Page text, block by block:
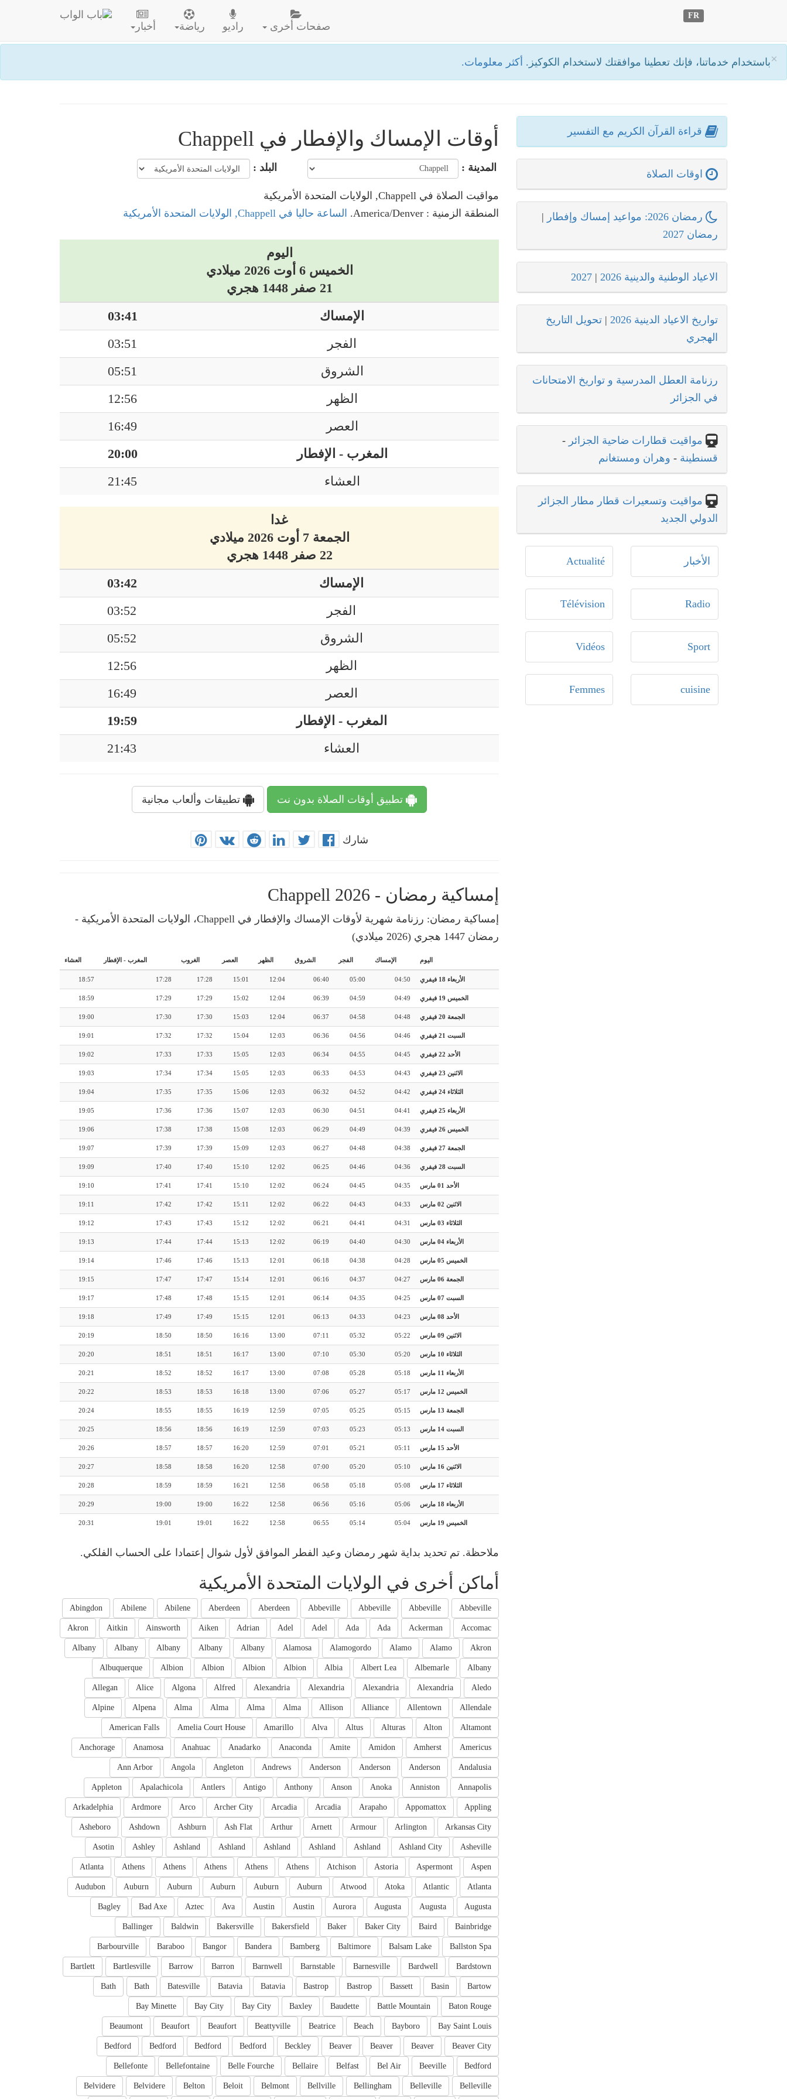
×باستخدام خدماتنا، فإنك تعطينا موافقتك لاستخدام الكوكيز. أكثر معلومات.
أخبار رياضة راديو صفحات أخرى
FR
أوقات الإمساك والإفطار في Chappell
البلد : المدينة :
مواقيت الصلاة في Chappell, الولايات المتحدة الأمريكية
المنطقة الزمنية : America/Denver.
الساعة حاليا في Chappell, الولايات المتحدة الأمريكية
اليوم
الخميس 6 أوت 2026 ميلادي
21 صفر 1448 هجري
الإمساك
03:41
الفجر
03:51
الشروق
05:51
الظهر
12:56
العصر
16:49
المغرب - الإفطار
20:00
العشاء
21:45
غدا
الجمعة 7 أوت 2026 ميلادي
22 صفر 1448 هجري
الإمساك
03:42
الفجر
03:52
الشروق
05:52
الظهر
12:56
العصر
16:49
المغرب - الإفطار
19:59
العشاء
21:43
تطبيق أوقات الصلاة بدون نت تطبيقات وألعاب مجانية
شارك
إمساكية رمضان - Chappell 2026
إمساكية رمضان: رزنامة شهرية لأوقات الإمساك والإفطار في Chappell، الولايات المتحدة الأمريكية -
رمضان 1447 هجري (2026 ميلادي)
اليوم الإمساك الفجر الشروق الظهر العصر الغروب المغرب - الإفطار العشاء
الأربعاء 18 فيفري 04:50
05:00
06:40
12:04
15:01
17:28
17:28
18:57
الخميس 19 فيفري 04:49
04:59
06:39
12:04
15:02
17:29
17:29
18:59
الجمعة 20 فيفري 04:48
04:58
06:37
12:04
15:03
17:30
17:30
19:00
السبت 21 فيفري 04:46
04:56
06:36
12:03
15:04
17:32
17:32
19:01
الأحد 22 فيفري 04:45
04:55
06:34
12:03
15:05
17:33
17:33
19:02
الاثنين 23 فيفري 04:43
04:53
06:33
12:03
15:05
17:34
17:34
19:03
الثلاثاء 24 فيفري 04:42
04:52
06:32
12:03
15:06
17:35
17:35
19:04
الأربعاء 25 فيفري 04:41
04:51
06:30
12:03
15:07
17:36
17:36
19:05
الخميس 26 فيفري 04:39
04:49
06:29
12:03
15:08
17:38
17:38
19:06
الجمعة 27 فيفري 04:38
04:48
06:27
12:03
15:09
17:39
17:39
19:07
السبت 28 فيفري 04:36
04:46
06:25
12:02
15:10
17:40
17:40
19:09
الأحد 01 مارس 04:35
04:45
06:24
12:02
15:10
17:41
17:41
19:10
الاثنين 02 مارس 04:33
04:43
06:22
12:02
15:11
17:42
17:42
19:11
الثلاثاء 03 مارس 04:31
04:41
06:21
12:02
15:12
17:43
17:43
19:12
الأربعاء 04 مارس 04:30
04:40
06:19
12:02
15:13
17:44
17:44
19:13
الخميس 05 مارس 04:28
04:38
06:18
12:01
15:13
17:46
17:46
19:14
الجمعة 06 مارس 04:27
04:37
06:16
12:01
15:14
17:47
17:47
19:15
السبت 07 مارس 04:25
04:35
06:14
12:01
15:15
17:48
17:48
19:17
الأحد 08 مارس 04:23
04:33
06:13
12:01
15:15
17:49
17:49
19:18
الاثنين 09 مارس 05:22
05:32
07:11
13:00
16:16
18:50
18:50
20:19
الثلاثاء 10 مارس 05:20
05:30
07:10
13:00
16:17
18:51
18:51
20:20
الأربعاء 11 مارس 05:18
05:28
07:08
13:00
16:17
18:52
18:52
20:21
الخميس 12 مارس 05:17
05:27
07:06
13:00
16:18
18:53
18:53
20:22
الجمعة 13 مارس 05:15
05:25
07:05
12:59
16:19
18:55
18:55
20:24
السبت 14 مارس 05:13
05:23
07:03
12:59
16:19
18:56
18:56
20:25
الأحد 15 مارس 05:11
05:21
07:01
12:59
16:20
18:57
18:57
20:26
الاثنين 16 مارس 05:10
05:20
07:00
12:58
16:20
18:58
18:58
20:27
الثلاثاء 17 مارس 05:08
05:18
06:58
12:58
16:21
18:59
18:59
20:28
الأربعاء 18 مارس 05:06
05:16
06:56
12:58
16:22
19:00
19:00
20:29
الخميس 19 مارس 05:04
05:14
06:55
12:58
16:22
19:01
19:01
20:31
ملاحظة. تم تحديد بداية شهر رمضان وعيد الفطر الموافق لأول شوال إعتمادا على الحساب الفلكي.
أماكن أخرى في الولايات المتحدة الأمريكية
Abbeville
Abbeville
Abbeville
Abbeville
Aberdeen
Aberdeen
Abilene
Abilene
Abingdon
Accomac
Ackerman
Ada
Ada
Adel
Adel
Adrian
Aiken
Ainsworth
Aitkin
Akron
Akron
Alamo
Alamo
Alamogordo
Alamosa
Albany
Albany
Albany
Albany
Albany
Albany
Albemarle
Albert Lea
Albia
Albion
Albion
Albion
Albion
Albuquerque
Aledo
Alexandria
Alexandria
Alexandria
Alexandria
Alfred
Algona
Alice
Allegan
Allendale
Allentown
Alliance
Allison
Alma
Alma
Alma
Alma
Alpena
Alpine
Altamont
Alton
Alturas
Altus
Alva
Amarillo
Amelia Court House
American Falls
Americus
Amherst
Amidon
Amite
Anaconda
Anadarko
Anahuac
Anamosa
Anchorage
Andalusia
Anderson
Anderson
Anderson
Andrews
Angleton
Angola
Ann Arbor
Annapolis
Anniston
Anoka
Anson
Anthony
Antigo
Antlers
Apalachicola
Appleton
Appling
Appomattox
Arapaho
Arcadia
Arcadia
Archer City
Arco
Ardmore
Arkadelphia
Arkansas City
Arlington
Armour
Arnett
Arthur
Ash Flat
Ashburn
Ashdown
Asheboro
Asheville
Ashland City
Ashland
Ashland
Ashland
Ashland
Ashland
Ashley
Asotin
Aspen
Aspermont
Astoria
Atchison
Athens
Athens
Athens
Athens
Athens
Atlanta
Atlanta
Atlantic
Atoka
Atwood
Auburn
Auburn
Auburn
Auburn
Auburn
Audubon
Augusta
Augusta
Augusta
Aurora
Austin
Austin
Ava
Aztec
Bad Axe
Bagley
Bainbridge
Baird
Baker City
Baker
Bakersfield
Bakersville
Baldwin
Ballinger
Ballston Spa
Balsam Lake
Baltimore
Bamberg
Bandera
Bangor
Baraboo
Barbourville
Bardstown
Bardwell
Barnesville
Barnstable
Barnwell
Barron
Barrow
Bartlesville
Bartlett
Bartow
Basin
Bassett
Bastrop
Bastrop
Batavia
Batavia
Batesville
Bath
Bath
Baton Rouge
Battle Mountain
Baudette
Baxley
Bay City
Bay City
Bay Minette
Bay Saint Louis
Bayboro
Beach
Beatrice
Beattyville
Beaufort
Beaufort
Beaumont
Beaver City
Beaver
Beaver
Beaver
Beckley
Bedford
Bedford
Bedford
Bedford
Bedford
Beeville
Bel Air
Belfast
Bellaire
Belle Fourche
Bellefontaine
Bellefonte
Belleville
Belleville
Bellingham
Bellville
Belmont
Beloit
Belton
Belvidere
Belvidere
قراءة القرآن الكريم مع التفسير
اوقات الصلاة
رمضان 2026: مواعيد إمساك وإفطار
|
رمضان 2027
الاعياد الوطنية والدينية 2026 |
2027
تواريخ الاعياد الدينية 2026 | تحويل التاريخ
الهجري
رزنامة العطل المدرسية و تواريخ الامتحانات
في الجزائر
مواقيت قطارات ضاحية الجزائر -
قسنطينة - وهران ومستغانم
مواقيت وتسعيرات قطار مطار الجزائر
الدولي الجديد
Actualité الأخبار
Télévision Radio
Vidéos Sport
Femmes cuisine